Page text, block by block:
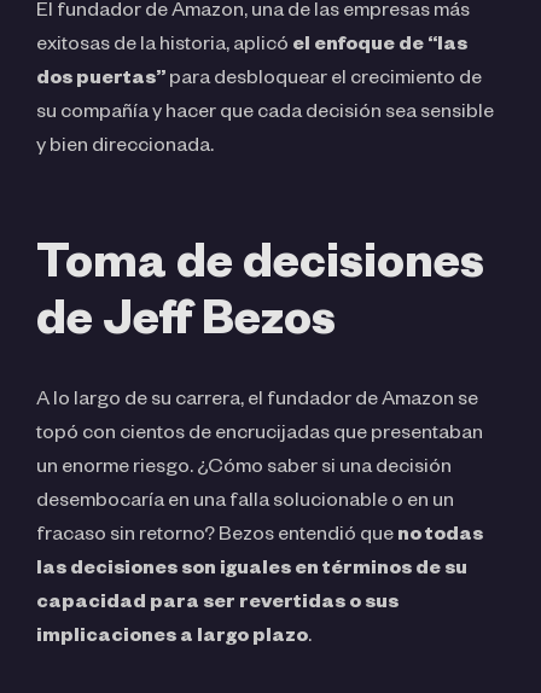
El fundador de Amazon, una de las empresas más
exitosas de la historia, aplicó el enfoque de “las
dos puertas” para desbloquear el crecimiento de
su compañía y hacer que cada decisión sea sensible
y bien direccionada.
Toma de decisiones
de Jeff Bezos
A lo largo de su carrera, el fundador de Amazon se
topó con cientos de encrucijadas que presentaban
un enorme riesgo. ¿Cómo saber si una decisión
desembocaría en una falla solucionable o en un
fracaso sin retorno? Bezos entendió que no todas
las decisiones son iguales en términos de su
capacidad para ser revertidas o sus
implicaciones a largo plazo.